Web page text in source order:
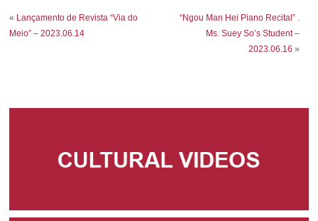
« Lançamento de Revista “Via do
Meio” – 2023.06.14
“Ngou Man Hei Piano Recital” .
Ms. Suey So’s Student –
2023.06.16 »